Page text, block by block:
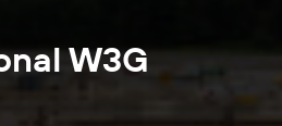
W3G